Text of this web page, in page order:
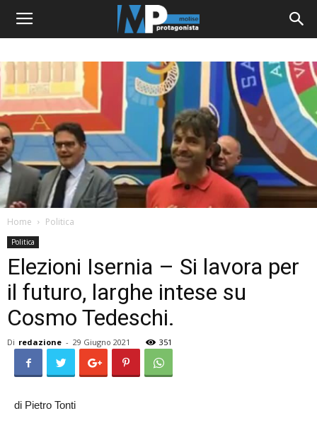
Home Politica
Politica
Elezioni Isernia – Si lavora per
il futuro, larghe intese su
Cosmo Tedeschi.
Di redazione - 29 Giugno 2021 351
di Pietro Tonti